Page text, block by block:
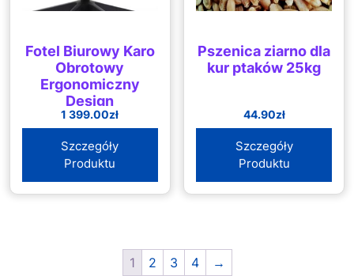
Fotel Biurowy Karo
Obrotowy
Ergonomiczny
Design
1 399.00zł
Szczegóły
Produktu
Pszenica ziarno dla
kur ptaków 25kg
44.90zł
Szczegóły
Produktu
1 2 3 4 →